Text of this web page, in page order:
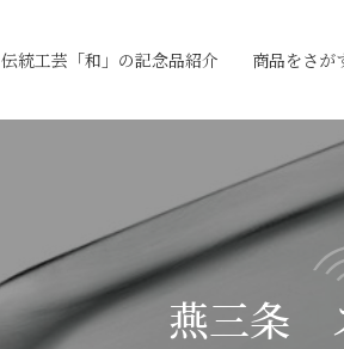
伝統工芸「和」の記念品紹介 商品をさが
燕三条